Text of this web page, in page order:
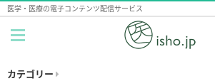
医学・医療の電子コンテンツ配信サービス
カテゴリー